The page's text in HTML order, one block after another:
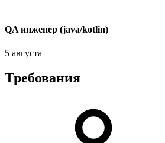
QA инженер (java/kotlin)
5 августа
Требования